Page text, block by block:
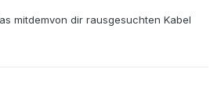
mitdemvon dir rausgesuchten Kabel